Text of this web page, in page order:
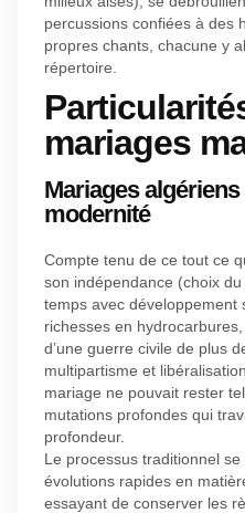
percussions confiées à des
propres chants, chacune y
répertoire.
mariages
Mariages
modernité
Compte tenu de ce tout ce
son indépendance (choix
temps avec développement
richesses en
d’une guerre civile de plus
multipartisme et
mariage ne pouvait rester
mutations profondes qui
profondeur.
Le processus traditionnel
évolutions rapides en
essayant de conserver les